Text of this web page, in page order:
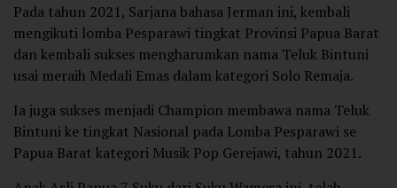
Pada tahun 2021, Sarjana bahasa Jerman ini, kembali
mengikuti lomba Pesparawi tingkat Provinsi Papua Barat
dan kembali sukses mengharumkan nama Teluk Bintuni
usai meraih Medali Emas dalam kategori Solo Remaja.
Ia juga sukses menjadi Champion membawa nama Teluk
Bintuni ke tingkat Nasional pada Lomba Pesparawi se
Papua Barat kategori Musik Pop Gerejawi, tahun 2021.